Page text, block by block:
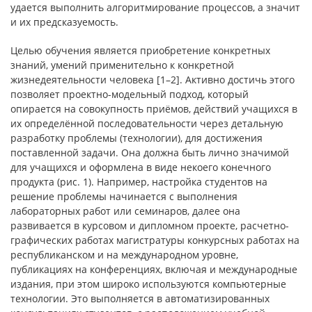
удается выполнить алгоритмирование процессов, а значит
и их предсказуемость.
Целью обучения является приобретение конкретных
знаний, умений применительно к конкретной
жизнедеятельности человека [1–2]. Активно достичь этого
позволяет проектно-модельный подход, который
опирается на совокупность приёмов, действий учащихся в
их определённой последовательности через детальную
разработку проблемы (технологии), для достижения
поставленной задачи. Она должна быть лично значимой
для учащихся и оформлена в виде некоего конечного
продукта (рис. 1). Например, настройка студентов на
решение проблемы начинается с выполнения
лабораторных работ или семинаров, далее она
развивается в курсовом и дипломном проекте, расчетно-
графических работах магистратуры конкурсных работах на
республиканском и на международном уровне,
публикациях на конференциях, включая и международные
издания, при этом широко используются компьютерные
технологии. Это выполняется в автоматизированных